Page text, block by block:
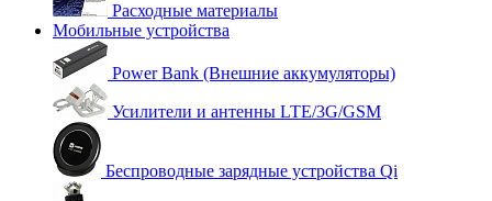
Расходные материалы
Мобильные устройства
Power Bank (Внешние аккумуляторы)
Усилители и антенны LTE/3G/GSM
Беспроводные зарядные устройства Qi